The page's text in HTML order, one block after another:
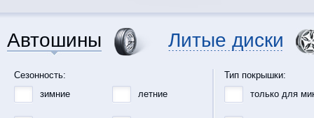
Автошины Литые диски
Сезонность:
зимние
летние
Тип покрышки:
только для